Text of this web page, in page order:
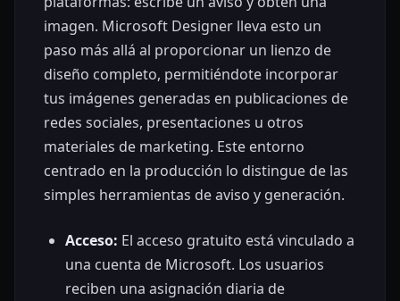
imagen. Microsoft Designer lleva esto un
paso más allá al proporcionar un lienzo de
diseño completo, permitiéndote incorporar
tus imágenes generadas en publicaciones de
redes sociales, presentaciones u otros
materiales de marketing. Este entorno
centrado en la producción lo distingue de las
simples herramientas de aviso y generación.
Acceso: El acceso gratuito está vinculado a
una cuenta de Microsoft. Los usuarios
reciben una asignación diaria de